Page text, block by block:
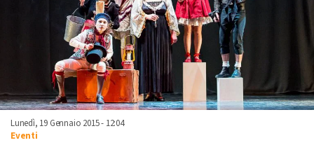
Lunedì, 19 Gennaio 2015 - 12:04
Eventi